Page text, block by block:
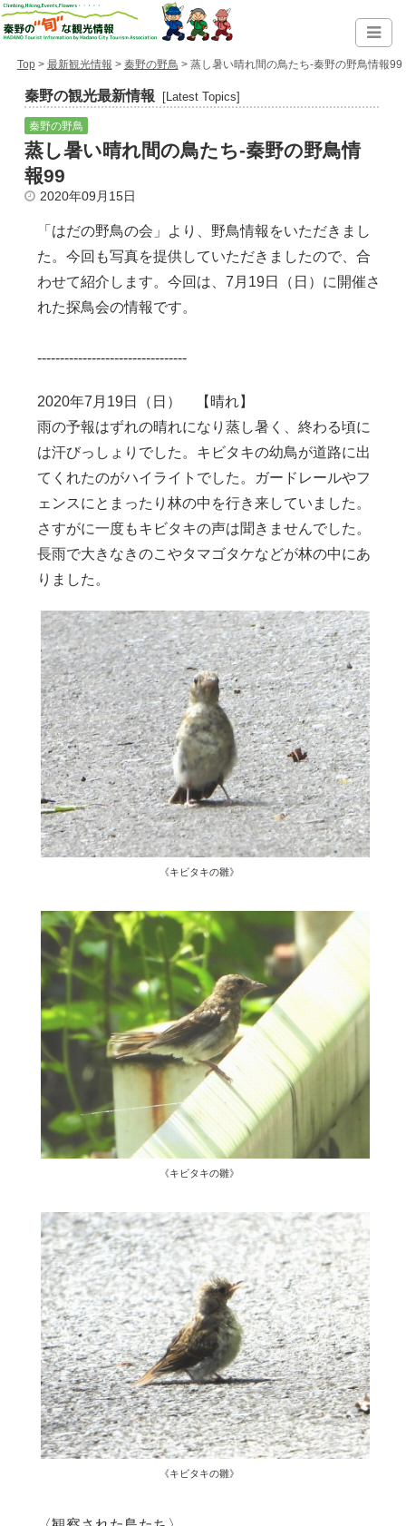
Top> 最新観光情報 > 秦野の野鳥 > 蒸し暑い晴れ間の鳥たち-秦野の野鳥情報99
秦野の観光最新情報 [Latest Topics]
秦野の野鳥
蒸し暑い晴れ間の鳥たち-秦野の野鳥情
報99
2020年09月15日
「はだの野鳥の会」より、野鳥情報をいただきまし
た。今回も写真を提供していただきましたので、合
わせて紹介します。今回は、7月19日（日）に開催さ
れた探鳥会の情報です。
---------------------------------
2020年7月19日（日） 【晴れ】
雨の予報はずれの晴れになり蒸し暑く、終わる頃に
は汗びっしょりでした。キビタキの幼鳥が道路に出
てくれたのがハイライトでした。ガードレールやフ
ェンスにとまったり林の中を行き来していました。
さすがに一度もキビタキの声は聞きませんでした。
長雨で大きなきのこやタマゴタケなどが林の中にあ
りました。
《キビタキの雛》
《キビタキの雛》
《キビタキの雛》